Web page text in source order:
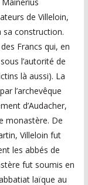
de Villeloin,
sa construction.
Francs qui, en
l’autorité de
là aussi). La
l’archevêque
d’Audacher,
monastère. De
Villeloin fut
les abbés de
fut soumis en
laïque au